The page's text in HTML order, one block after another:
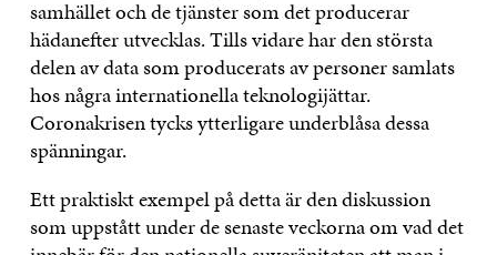
samhället och de tjänster som det producerar
hädanefter utvecklas. Tills vidare har den största
delen av data som producerats av personer samlats
hos några internationella teknologijättar.
Coronakrisen tycks ytterligare underblåsa dessa
spänningar.
Ett praktiskt exempel på detta är den diskussion
som uppstått under de senaste veckorna om vad det